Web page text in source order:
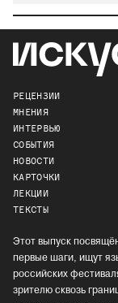
РЕЦЕНЗИИ
МНЕНИЯ
ИНТЕРВЬЮ
СОБЫТИЯ
НОВОСТИ
КАРТОЧКИ
ЛЕКЦИИ
ТЕКСТЫ
Этот выпуск
первые шаги, ищут
российских
зрителю сквозь